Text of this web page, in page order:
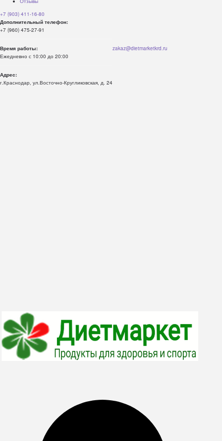
+7 (903) 411-16-80
Дополнительный телефон:
+7 (960) 475-27-91
Время работы:
Ежедневно с 10:00 до 20:00
Адрес:
г.Краснодар, ул.Восточно-Кругликовская, д. 24
zakaz@dietmarketkrd.ru